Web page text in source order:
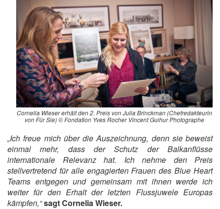
Cornelia Wieser erhält den 2. Preis von Julia Brinckman (Chefredakteurin
von Für Sie) © Fondation Yves Rocher Vincent Guihur Photographe
„Ich freue mich über die Auszeichnung, denn sie beweist
einmal mehr, dass der Schutz der Balkanflüsse
internationale Relevanz hat. Ich nehme den Preis
stellvertretend für alle engagierten Frauen des Blue Heart
Teams entgegen und gemeinsam mit ihnen werde ich
weiter für den Erhalt der letzten Flussjuwele Europas
kämpfen,“sagt Cornelia Wieser.